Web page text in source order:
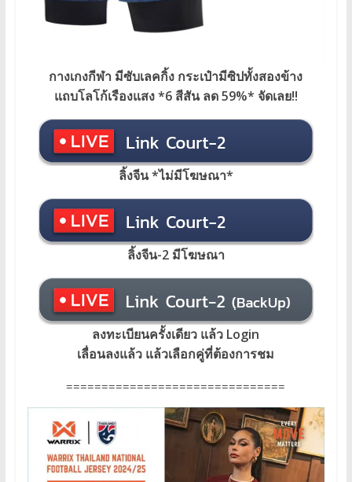
กางเกงกีฬา มีซับเลคกิ้ง กระเป๋ามีซิปทั้งสองข้าง
แถบโลโก้เรืองแสง *6 สีสัน ลด 59%* จัดเลย!!
ลิ้งจีน *ไม่มีโฆษณา*
ลิ้งจีน-2 มีโฆษณา
ลงทะเบียนครั้งเดียว แล้ว Login
เลื่อนลงแล้ว แล้วเลือกคู่ที่ต้องการชม
===============================